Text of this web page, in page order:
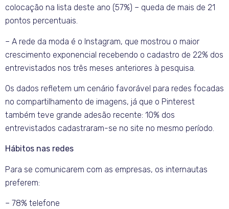
colocação na lista deste ano (57%) – queda de mais de 21
pontos percentuais.
– A rede da moda é o Instagram, que mostrou o maior
crescimento exponencial recebendo o cadastro de 22% dos
entrevistados nos três meses anteriores à pesquisa.
Os dados refletem um cenário favorável para redes focadas
no compartilhamento de imagens, já que o Pinterest
também teve grande adesão recente: 10% dos
entrevistados cadastraram-se no site no mesmo período.
Hábitos nas redes
Para se comunicarem com as empresas, os internautas
preferem:
– 78% telefone